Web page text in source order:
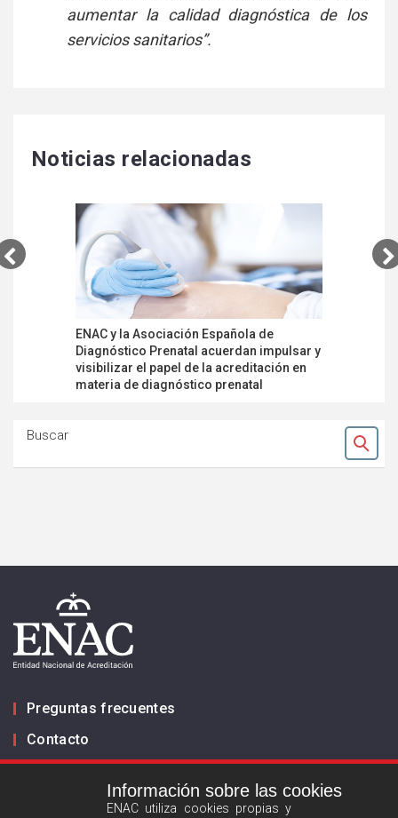
aumentar la calidad diagnóstica de los
servicios sanitarios”.
Noticias relacionadas
ENAC y la Asociación Española de
Diagnóstico Prenatal acuerdan impulsar y
visibilizar el papel de la acreditación en
materia de diagnóstico prenatal
Buscar
Ok
Preguntas frecuentes
Contacto
Información sobre las cookies
ENAC utiliza cookies propias y